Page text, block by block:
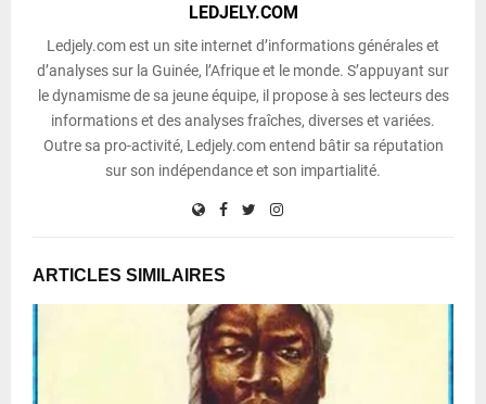
LEDJELY.COM
Ledjely.com est un site internet d’informations générales et
d’analyses sur la Guinée, l’Afrique et le monde. S’appuyant sur
le dynamisme de sa jeune équipe, il propose à ses lecteurs des
informations et des analyses fraîches, diverses et variées.
Outre sa pro-activité, Ledjely.com entend bâtir sa réputation
sur son indépendance et son impartialité.
ARTICLES SIMILAIRES